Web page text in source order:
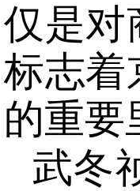
仅是对
标志着
的重要
武冬